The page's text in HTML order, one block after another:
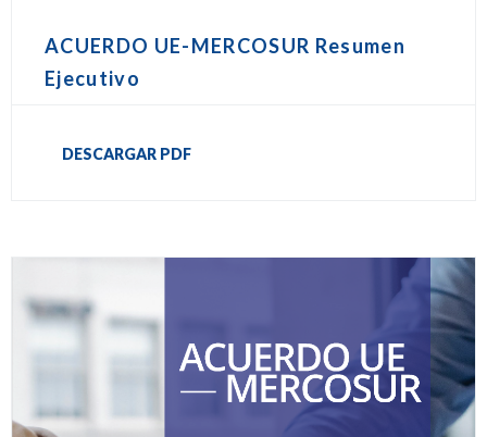
ACUERDO UE-MERCOSUR Resumen
Ejecutivo
DESCARGAR PDF